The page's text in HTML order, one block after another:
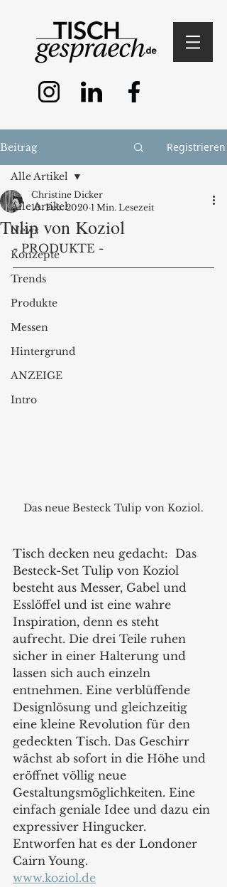
Beitrag Registrieren
Alle Artikel
News
Konzepte
Trends
Produkte
Messen
Hintergrund
ANZEIGE
Intro
Alle Artikel
Tulip von Koziol
Christine Dicker
10. Feb. 2020 1 Min. Lesezeit
- PRODUKTE -
Das neue Besteck Tulip von Koziol.
Tisch decken neu gedacht:  Das
Besteck-Set Tulip von Koziol
besteht aus Messer, Gabel und
Esslöffel und ist eine wahre
Inspiration, denn es steht
aufrecht. Die drei Teile ruhen
sicher in einer Halterung und
lassen sich auch einzeln
entnehmen. Eine verblüffende
Designlösung und gleichzeitig
eine kleine Revolution für den
gedeckten Tisch. Das Geschirr
wächst ab sofort in die Höhe und
eröffnet völlig neue
Gestaltungsmöglichkeiten. Eine
einfach geniale Idee und dazu ein
expressiver Hingucker.
Entworfen hat es der Londoner
Cairn Young.
www.koziol.de